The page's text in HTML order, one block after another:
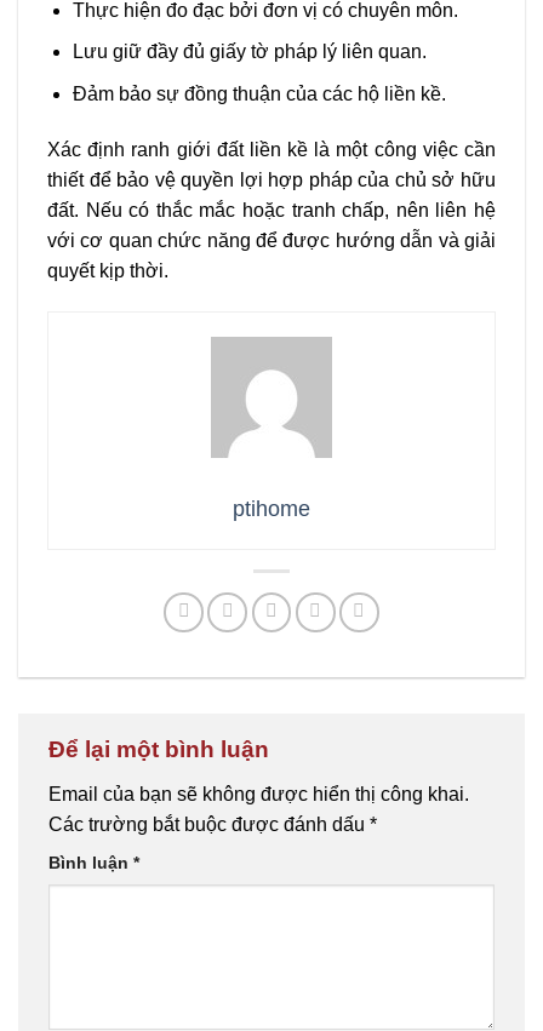
Thực hiện đo đạc bởi đơn vị có chuyên môn.
Lưu giữ đầy đủ giấy tờ pháp lý liên quan.
Đảm bảo sự đồng thuận của các hộ liền kề.
Xác định ranh giới đất liền kề là một công việc cần
thiết để bảo vệ quyền lợi hợp pháp của chủ sở hữu
đất. Nếu có thắc mắc hoặc tranh chấp, nên liên hệ
với cơ quan chức năng để được hướng dẫn và giải
quyết kịp thời.
ptihome
Để lại một bình luận
Email của bạn sẽ không được hiển thị công khai.
Các trường bắt buộc được đánh dấu *
Bình luận *